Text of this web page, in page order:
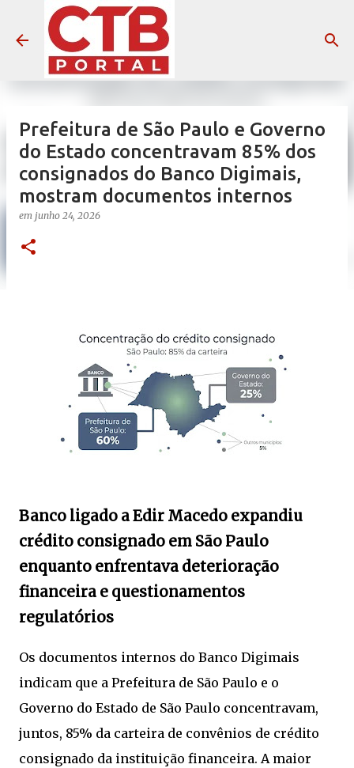
Pular para o conteúdo principal
Prefeitura de São Paulo e Governo
do Estado concentravam 85% dos
consignados do Banco Digimais,
mostram documentos internos
em junho 24, 2026
Banco ligado a Edir Macedo expandiu
crédito consignado em São Paulo
enquanto enfrentava deterioração
financeira e questionamentos
regulatórios
Os documentos internos do Banco Digimais
indicam que a Prefeitura de São Paulo e o
Governo do Estado de São Paulo concentravam,
juntos, 85% da carteira de convênios de crédito
consignado da instituição financeira. A maior